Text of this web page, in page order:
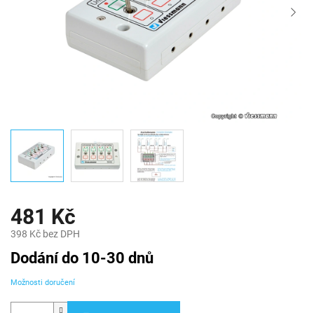
481 Kč
398 Kč bez DPH
Měrná
cena:
Dodání do 10-30 dnů
Možnosti doručení